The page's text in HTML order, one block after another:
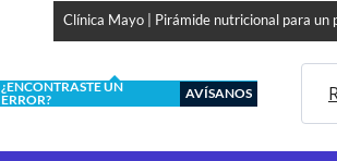
Clínica Mayo | Pirámide nutricional para un
¿ENCONTRASTE UN
ERROR?
AVÍSANOS